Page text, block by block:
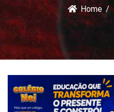
Home